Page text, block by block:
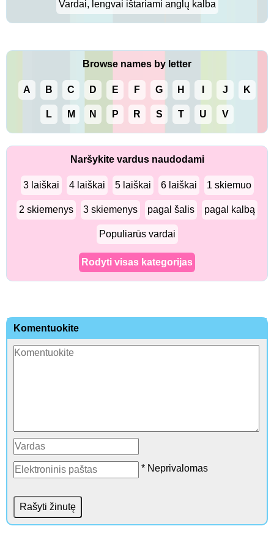
Vardai, lengvai ištariami anglų kalba
Browse names by letter
A B C D E F G H J K
L M N P R S T U V
Naršykite vardus naudodami
3 laiškai 4 laiškai 5 laiškai 6 laiškai 1 skiemuo
2 skiemenys 3 skiemenys pagal šalis pagal kalbą
Populiarūs vardai
Rodyti visas kategorijas
Komentuokite
* Neprivalomas